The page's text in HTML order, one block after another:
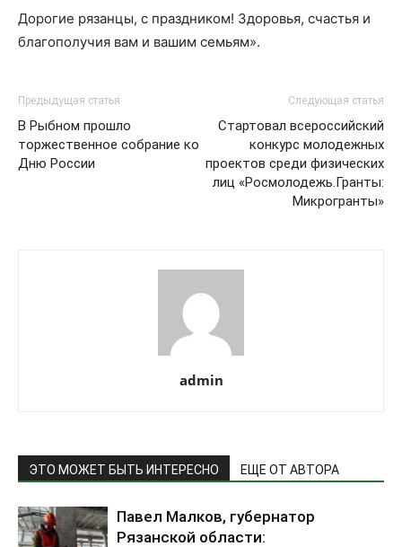
Дорогие рязанцы, с праздником! Здоровья, счастья и
благополучия вам и вашим семьям».
Предыдущая статья
В Рыбном прошло
торжественное собрание ко
Дню России
Следующая статья
Стартовал всероссийский
конкурс молодежных
проектов среди физических
лиц «Росмолодежь.Гранты:
Микрогранты»
admin
ЭТО МОЖЕТ БЫТЬ ИНТЕРЕСНО ЕЩЕ ОТ АВТОРА
Павел Малков, губернатор
Рязанской области: